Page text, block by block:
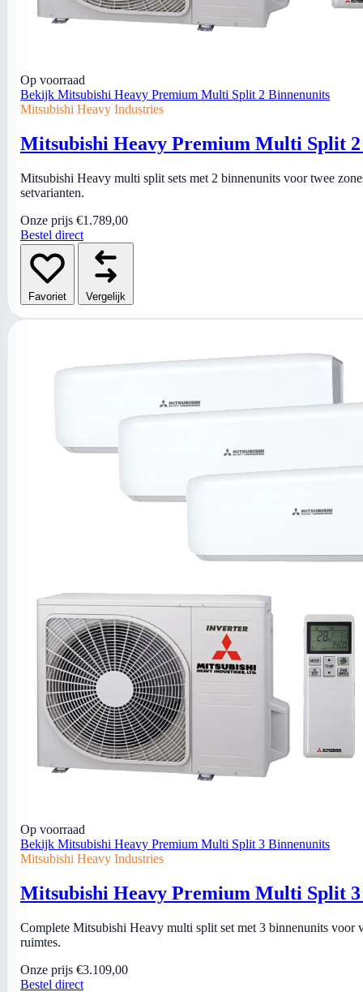
Op voorraad
Bekijk Mitsubishi Heavy Premium Multi Split 2 Binnenunits
Mitsubishi Heavy Industries
Mitsubishi Heavy Premium Multi Split
Mitsubishi Heavy multi split sets met 2 binnenunits voor twee
setvarianten.
Onze prijs €1.789,00
Bestel direct
Favoriet Vergelijk
Op voorraad
Bekijk Mitsubishi Heavy Premium Multi Split 3 Binnenunits
Mitsubishi Heavy Industries
Mitsubishi Heavy Premium Multi Split
Complete Mitsubishi Heavy multi split set met 3 binnenunits voor
ruimtes.
Onze prijs €3.109,00
Bestel direct